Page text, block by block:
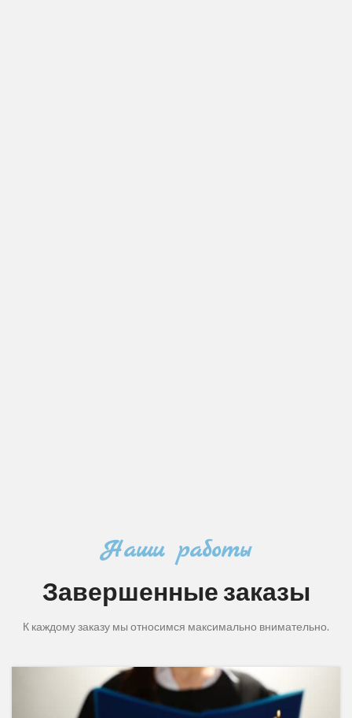
Наши работы
Завершенные заказы
К каждому заказу мы относимся максимально внимательно.